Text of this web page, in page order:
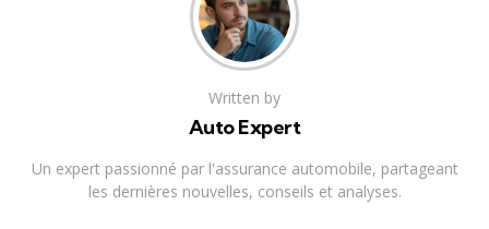
Written by
Auto Expert
Un expert passionné par l'assurance automobile, partageant
les dernières nouvelles, conseils et analyses.